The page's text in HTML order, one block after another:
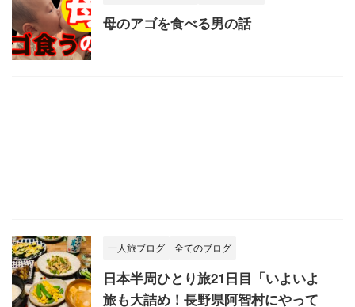
母のアゴを食べる男の話
一人旅ブログ 全てのブログ
日本半周ひとり旅21日目「いよいよ
旅も大詰め！長野県阿智村にやって